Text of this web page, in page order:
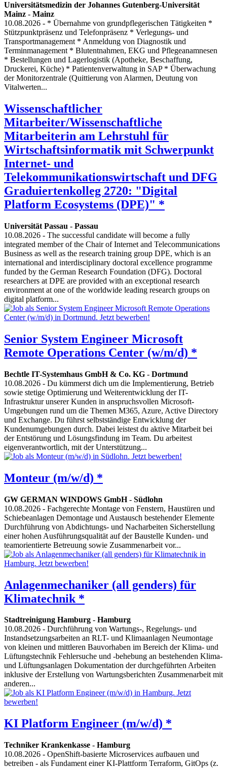
Universitätsmedizin der Johannes Gutenberg-Universität
Mainz - Mainz
10.08.2026 - * Übernahme von grundpflegerischen Tätigkeiten *
Stützpunktpräsenz und Telefonpräsenz * Verlegungs- und
Transportmanagement * Anmeldung von Diagnostik und
Terminmanagement * Blutentnahmen, EKG und Pflegeanamnesen
* Bestellungen und Lagerlogistik (Apotheke, Beschaffung,
Druckerei, Küche) * Patientenverwaltung in SAP * Überwachung
der Monitorzentrale (Quittierung von Alarmen, Deutung von
Vitalwerten...
Wissenschaftlicher
Mitarbeiter/Wissenschaftliche
Mitarbeiterin am Lehrstuhl für
Wirtschaftsinformatik mit Schwerpunkt
Internet- und
Telekommunikationswirtschaft und DFG
Graduiertenkolleg 2720: "Digital
Platform Ecosystems (DPE)" *
Universität Passau - Passau
10.08.2026 - The successful candidate will become a fully
integrated member of the Chair of Internet and Telecommunications
Business as well as the research training group DPE, which is an
international and interdisciplinary doctoral excellence programme
funded by the German Research Foundation (DFG). Doctoral
researchers at DPE are provided with an exceptional research
environment at one of the worldwide leading research groups on
digital platform...
Senior System Engineer Microsoft
Remote Operations Center (w/m/d) *
Bechtle IT-Systemhaus GmbH & Co. KG - Dortmund
10.08.2026 - Du kümmerst dich um die Implementierung, Betrieb
sowie stetige Optimierung und Weiterentwicklung der IT-
Infrastruktur unserer Kunden in anspruchsvollen Microsoft-
Umgebungen rund um die Themen M365, Azure, Active Directory
und Exchange. Du führst selbstständige Entwicklung der
Kundenumgebungen durch. Dabei leistest du aktive Mitarbeit bei
der Entstörung und Lösungsfindung im Team. Du arbeitest
eigenverantwortlich, mit der Unterstützung...
Monteur (m/w/d) *
GW GERMAN WINDOWS GmbH- Südlohn
10.08.2026 - Fachgerechte Montage von Fenstern, Haustüren und
Schiebeanlagen Demontage und Austausch bestehender Elemente
Durchführung von Abdichtungs- und Nacharbeiten Sicherstellung
einer hohen Ausführungsqualität auf der Baustelle Kunden- und
teamorientierte Betreuung sowie Zusammenarbeit vor...
Anlagenmechaniker (all genders) für
Klimatechnik *
Stadtreinigung Hamburg - Hamburg
10.08.2026 - Durchführung von Wartungs-, Regelungs- und
Instandsetzungsarbeiten an RLT- und Klimaanlagen Neumontage
von kleinen und mittleren Bauvorhaben im Bereich der Klima- und
Lüftungstechnik Fehlersuche und -behebung an bestehenden Klima-
und Lüftungsanlagen Dokumentation der durchgeführten Arbeiten
inklusive der Erstellung von Wartungsberichten Zusammenarbeit mit
anderen...
KI Platform Engineer (m/w/d) *
Techniker Krankenkasse - Hamburg
10.08.2026 - OpenShift-basierte Microservices aufbauen und
betreiben - als Fundament einer KI-Plattform Terraform, GitOps (z.